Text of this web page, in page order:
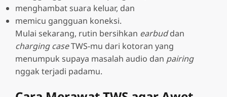
menghambat suara keluar, dan
memicu gangguan koneksi.
Mulai sekarang, rutin bersihkan earbuddan
charging caseTWS-mu dari kotoran yang
menumpuk supaya masalah audio dan pairing
nggak terjadi padamu.